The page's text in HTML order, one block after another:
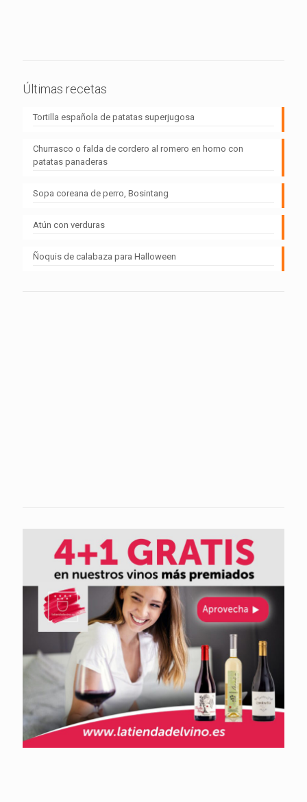
Últimas recetas
Tortilla española de patatas superjugosa
Churrasco o falda de cordero al romero en horno con
patatas panaderas
Sopa coreana de perro, Bosintang
Atún con verduras
Ñoquis de calabaza para Halloween